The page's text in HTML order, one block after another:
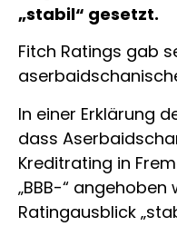
„stabil“ gesetzt.
Fitch Ratings gab
In einer Erklärung
dass
Kreditrating in
„BBB-“
Ratingausblick